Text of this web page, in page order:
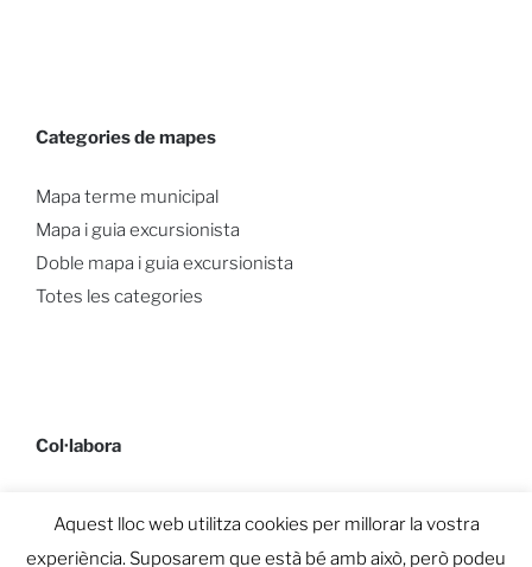
Categories de mapes
Mapa terme municipal
Mapa i guia excursionista
Doble mapa i guia excursionista
Totes les categories
Col·labora
Aquest lloc web utilitza cookies per millorar la vostra
experiència. Suposarem que està bé amb això, però podeu